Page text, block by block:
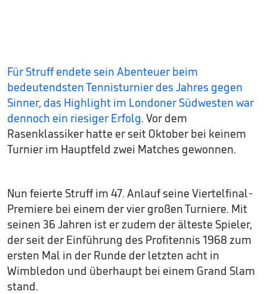
Für Struff endete sein Abenteuer beim
bedeutendsten Tennisturnier des Jahres gegen
Sinner, das Highlight im Londoner Südwesten war
dennoch ein riesiger Erfolg. Vor dem
Rasenklassiker hatte er seit Oktober bei keinem
Turnier im Hauptfeld zwei Matches gewonnen.
Nun feierte Struff im 47. Anlauf seine Viertelfinal-
Premiere bei einem der vier großen Turniere. Mit
seinen 36 Jahren ist er zudem der älteste Spieler,
der seit der Einführung des Profitennis 1968 zum
ersten Mal in der Runde der letzten acht in
Wimbledon und überhaupt bei einem Grand Slam
stand.